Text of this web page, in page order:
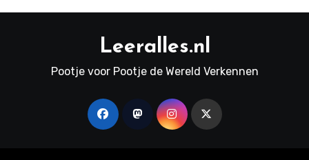
Leeralles.nl
Pootje voor Pootje de Wereld Verkennen